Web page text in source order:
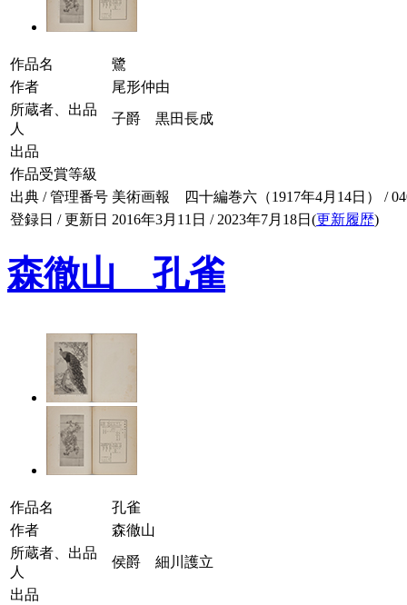
作品名
鷺
作者
尾形仲由
所蔵者、出品
人
子爵 黒田長成
出品
作品受賞等級
出典 / 管理番号 美術画報 四十編巻六（1917年4月14日） /
登録日 / 更新日 2016年3月11日 / 2023年7月18日(更新履歴)
森徹山 孔雀
作品名
孔雀
作者
森徹山
所蔵者、出品
人
侯爵 細川護立
出品